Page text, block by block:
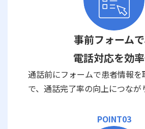
事前フォームで
電話対応を効
通話前にフォームで患者情報を
で、通話完了率の向上につなが
POINT03